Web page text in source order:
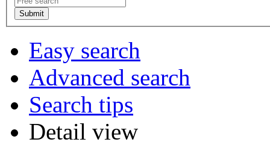
Easy search
Advanced search
Search tips
Detail view